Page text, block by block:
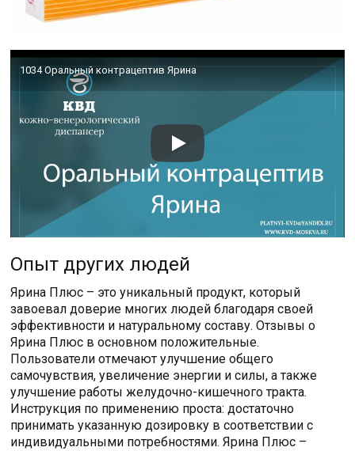
1034 Оральный контрацептив Ярина
Опыт других людей
Ярина Плюс – это уникальный продукт, который
завоевал доверие многих людей благодаря своей
эффективности и натуральному составу. Отзывы о
Ярина Плюс в основном положительные.
Пользователи отмечают улучшение общего
самочувствия, увеличение энергии и силы, а также
улучшение работы желудочно-кишечного тракта.
Инструкция по применению проста: достаточно
принимать указанную дозировку в соответствии с
индивидуальными потребностями. Ярина Плюс –